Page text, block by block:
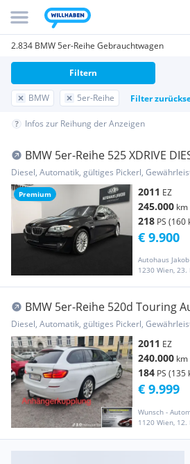
2.834 BMW 5er-Reihe Gebrauchtwagen
BMW 5er-Reihe Filter
Filtern
Infos zur Reihung der Anzeigen
Premium
BMW 5er-Reihe 525 XDRIVE
****AUTOMATIK-TEMPOMAT-KA...
Diesel, Automatik, gültiges Pickerl,
2011 EZ
245.000 km
218 PS (160
Autohaus
1230 Wien, 23.
€ 9.900
BMW 5er-Reihe 520d Touring
Diesel, Automatik, gültiges Pickerl,
2011 EZ
240.000 km
184 PS (135
Wunsch -
1120 Wien,
€ 9.999